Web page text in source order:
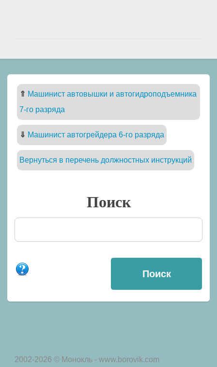
⇑ Машинист автовышки и автогидроподъемника
7-го разряда
⇓ Машинист автогрейдера 6-го разряда
Вернуться в перечень должностных инструкций
Поиск
2002-2026 © Монокль - www.borovik.com